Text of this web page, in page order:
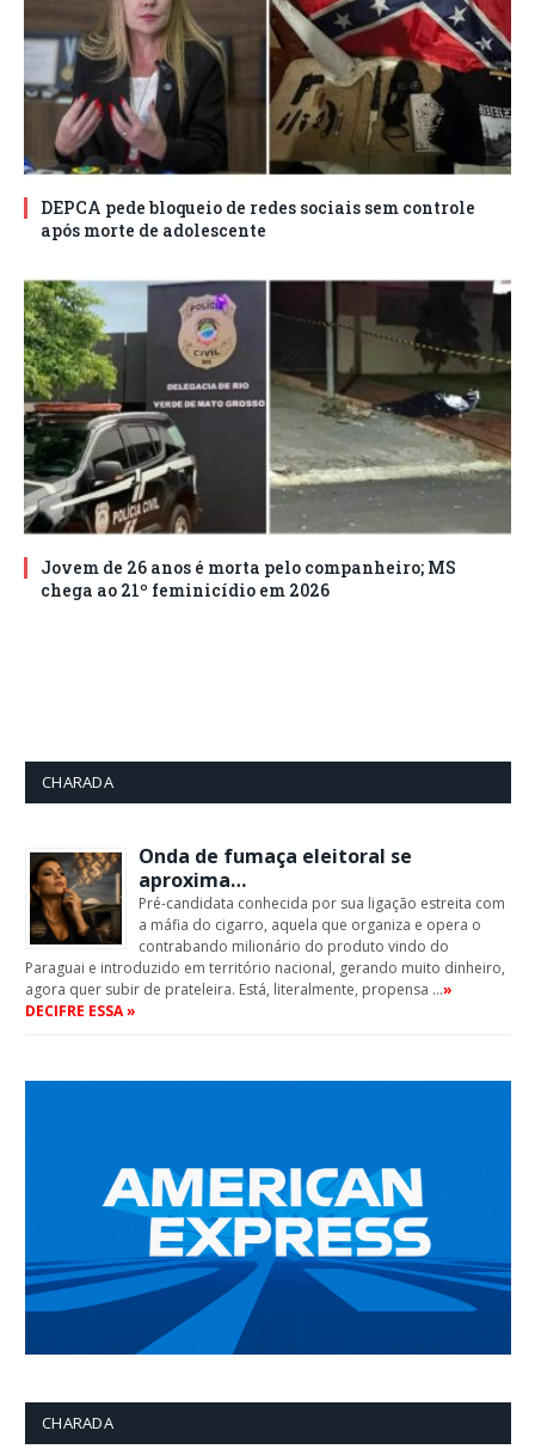
DEPCA pede bloqueio de redes sociais sem controle
após morte de adolescente
Jovem de 26 anos é morta pelo companheiro; MS
chega ao 21º feminicídio em 2026
CHARADA
Onda de fumaça eleitoral se
aproxima…
Pré-candidata conhecida por sua ligação estreita com
a máfia do cigarro, aquela que organiza e opera o
contrabando milionário do produto vindo do
Paraguai e introduzido em território nacional, gerando muito dinheiro,
agora quer subir de prateleira. Está, literalmente, propensa …»
DECIFRE ESSA »
CHARADA